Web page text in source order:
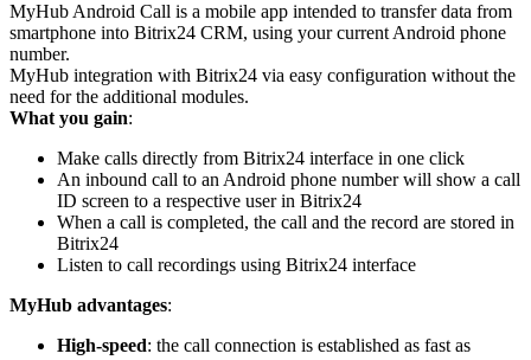
MyHub Android Call is a mobile app intended to transfer data from
smartphone into Bitrix24 CRM, using your current Android phone
number.
MyHub integration with Bitrix24 via easy configuration without the
need for the additional modules.
What you gain:
Make calls directly from Bitrix24 interface in one click
An inbound call to an Android phone number will show a call
ID screen to a respective user in Bitrix24
When a call is completed, the call and the record are stored in
Bitrix24
Listen to call recordings using Bitrix24 interface
MyHub advantages:
High-speed: the call connection is established as fast as